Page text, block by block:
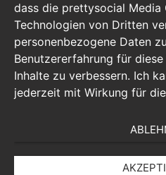
dass die prettysocial Media
Technologien von Dritten
personenbezogene Daten
Benutzererfahrung für
Inhalte zu verbessern. Ich
jederzeit mit Wirkung für